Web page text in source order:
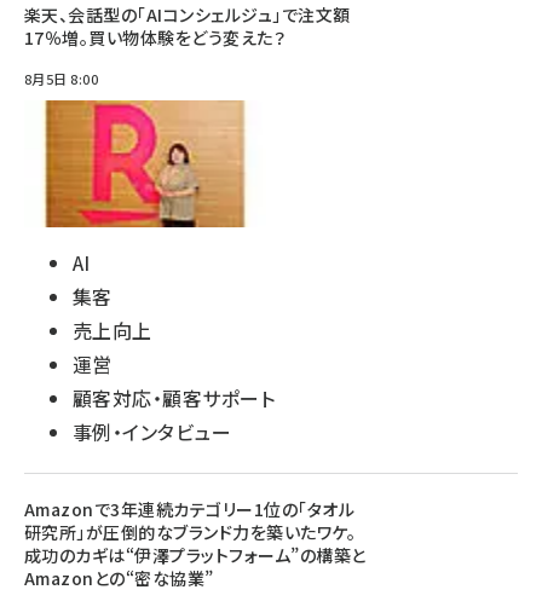
楽天、会話型の「AIコンシェルジュ」で注文額
17％増。買い物体験をどう変えた？
8月5日 8:00
AI
集客
売上向上
運営
顧客対応・顧客サポート
事例・インタビュー
Amazonで3年連続カテゴリー1位の「タオル
研究所」が圧倒的なブランド力を築いたワケ。
成功のカギは“伊澤プラットフォーム”の構築と
Amazonとの“密な協業”